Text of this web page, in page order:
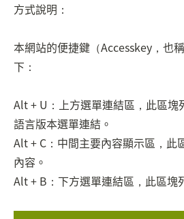
方式說明：
本網站的便捷鍵（Accesskey，也
下：
Alt + U：上方選單連結區，此區塊
語言版本選單連結。
Alt + C：中間主要內容顯示區，此
內容。
Alt + B：下方選單連結區，此區塊